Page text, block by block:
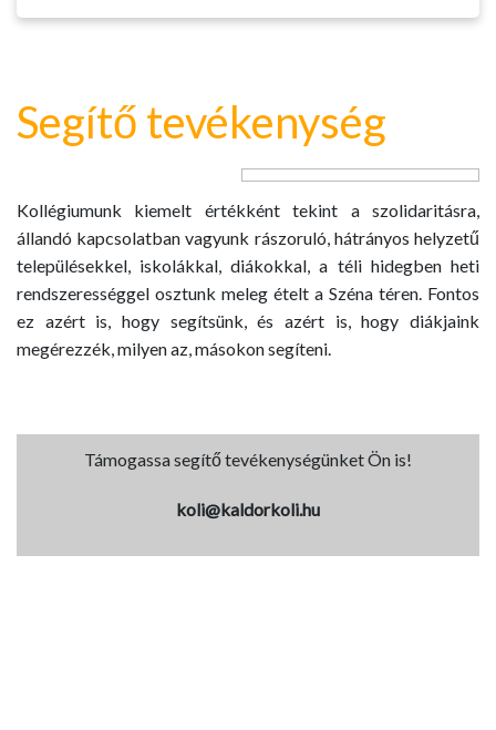
Segítő tevékenység
Kollégiumunk kiemelt értékként tekint a szolidaritásra,
állandó kapcsolatban vagyunk rászoruló, hátrányos helyzetű
településekkel, iskolákkal, diákokkal, a téli hidegben heti
rendszerességgel osztunk meleg ételt a Széna téren. Fontos
ez azért is, hogy segítsünk, és azért is, hogy diákjaink
megérezzék, milyen az, másokon segíteni.
Támogassa segítő tevékenységünket Ön is!
koli@kaldorkoli.hu